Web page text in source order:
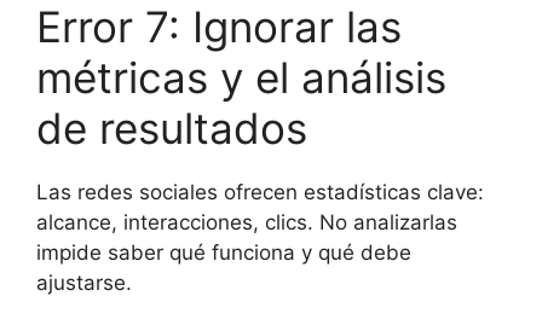
Error 7: Ignorar las
métricas y el análisis
de resultados
Las redes sociales ofrecen estadísticas clave:
alcance, interacciones, clics. No analizarlas
impide saber qué funciona y qué debe
ajustarse.